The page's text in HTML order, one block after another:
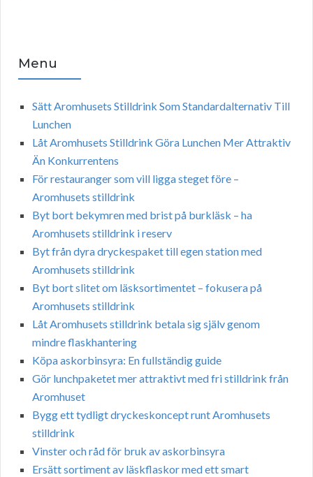
Menu
Sätt Aromhusets Stilldrink Som Standardalternativ Till
Lunchen
Låt Aromhusets Stilldrink Göra Lunchen Mer Attraktiv
Än Konkurrentens
För restauranger som vill ligga steget före –
Aromhusets stilldrink
Byt bort bekymren med brist på burkläsk – ha
Aromhusets stilldrink i reserv
Byt från dyra dryckespaket till egen station med
Aromhusets stilldrink
Byt bort slitet om läsksortimentet – fokusera på
Aromhusets stilldrink
Låt Aromhusets stilldrink betala sig själv genom
mindre flaskhantering
Köpa askorbinsyra: En fullständig guide
Gör lunchpaketet mer attraktivt med fri stilldrink från
Aromhuset
Bygg ett tydligt dryckeskoncept runt Aromhusets
stilldrink
Vinster och råd för bruk av askorbinsyra
Ersätt sortiment av läskflaskor med ett smart